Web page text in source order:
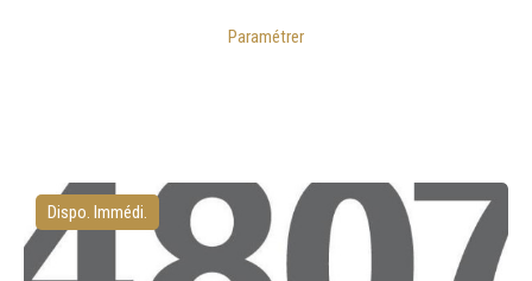
Paramétrer
Dispo. Immédi.